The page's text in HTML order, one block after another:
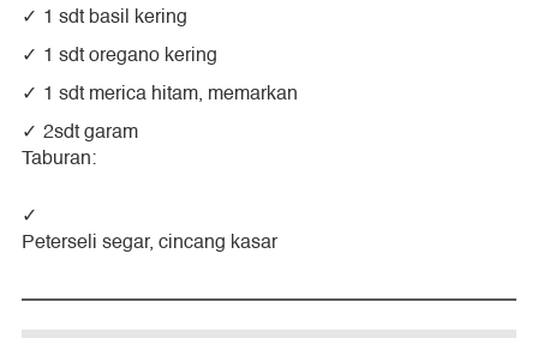
1 sdt basil kering
1 sdt oregano kering
1 sdt merica hitam, memarkan
2sdt garam
Taburan:
Peterseli segar, cincang kasar